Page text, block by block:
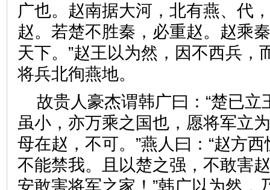
广也。赵南据大河，北有燕、代
赵。若楚不胜秦，必重赵。赵乘
天下。”赵王以为然，因不西兵，
将兵北徇燕地。
故贵人豪杰谓韩广曰：“楚已立
虽小，亦万乘之国也，愿将军立
母在赵，不可。”燕人曰：“赵方
不能禁我。且以楚之强，不敢害
安敢害将军之家！”韩广以为然，